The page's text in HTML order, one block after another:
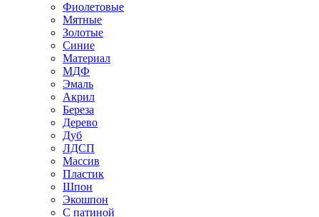
Фиолетовые
Мятные
Золотые
Синие
Материал
МДФ
Эмаль
Акрил
Береза
Дерево
Дуб
ЛДСП
Массив
Пластик
Шпон
Экошпон
С патиной